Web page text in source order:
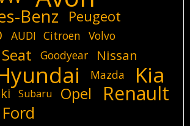
Benz
Peugeot
AUDI Citroen Volvo
Seat Goodyear Nissan
Mazda Kia
Subaru Opel Renault
Ford